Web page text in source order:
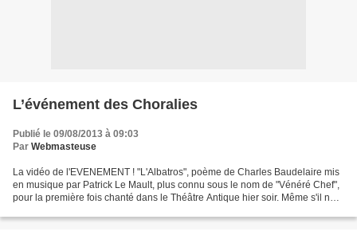
L’événement des Choralies
Publié le 09/08/2013 à 09:03
Par Webmasteuse
La vidéo de l'EVENEMENT ! "L'Albatros", poème de Charles Baudelaire mis
en musique par Patrick Le Mault, plus connu sous le nom de "Vénéré Chef",
pour la première fois chanté dans le Théâtre Antique hier soir. Même s'il ne